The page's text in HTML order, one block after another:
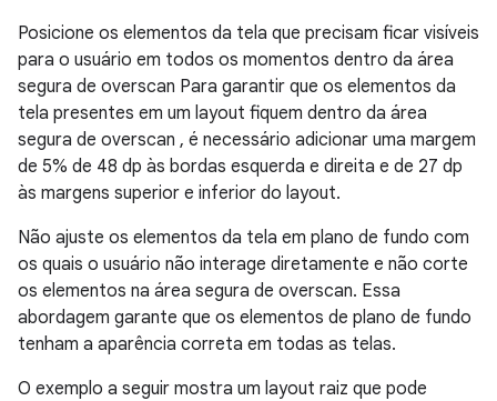
Posicione os elementos da tela que precisam ficar visíveis
para o usuário em todos os momentos dentro da área
segura de overscan Para garantir que os elementos da
tela presentes em um layout fiquem dentro da área
segura de overscan , é necessário adicionar uma margem
de 5% de 48 dp às bordas esquerda e direita e de 27 dp
às margens superior e inferior do layout.
Não ajuste os elementos da tela em plano de fundo com
os quais o usuário não interage diretamente e não corte
os elementos na área segura de overscan. Essa
abordagem garante que os elementos de plano de fundo
tenham a aparência correta em todas as telas.
O exemplo a seguir mostra um layout raiz que pode